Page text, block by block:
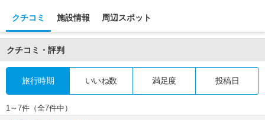
クチコミ 施設情報 周辺スポット
クチコミ・評判
旅行時期 いいね数 満足度 投稿日
1～7件（全7件中）